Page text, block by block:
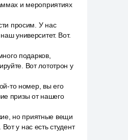
и мероприятиях
просим. У нас
университет. Вот.
подарков,
Вот лототрон у
то номер, вы его
призы от нашего
но приятные вещи
у нас есть студент